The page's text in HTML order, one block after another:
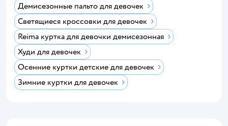
Демисезонные пальто для девочек
Светящиеся кроссовки для девочек
Reima куртка для девочки демисезонная
Худи для девочек
Осенние куртки детские для девочек
Зимние куртки для девочек